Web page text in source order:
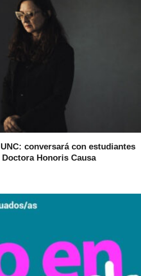
conversará con estudiantes
Honoris Causa